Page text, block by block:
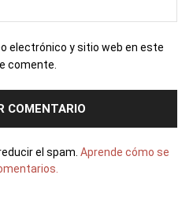
electrónico y sitio web en este
comente.
el spam. Aprende cómo se